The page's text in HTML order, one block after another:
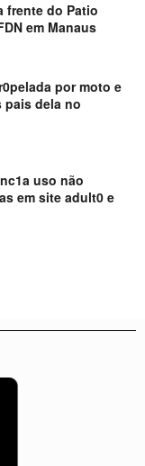
frente do Patio
em Manaus
por moto e
pais dela no
uso não
em site adult0 e